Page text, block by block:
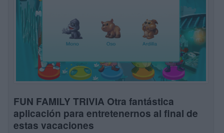
FUN FAMILY TRIVIA Otra fantástica
aplicación para entretenernos al final de
estas vacaciones